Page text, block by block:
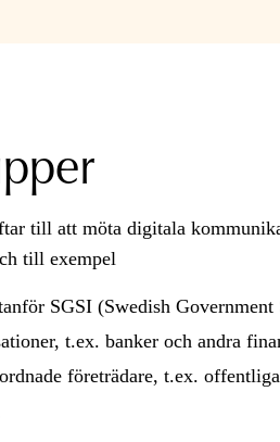
till att möta digitala
till exempel
SGSI (Swedish Government
t.ex. banker och andra
företrädare, t.ex. offentliga